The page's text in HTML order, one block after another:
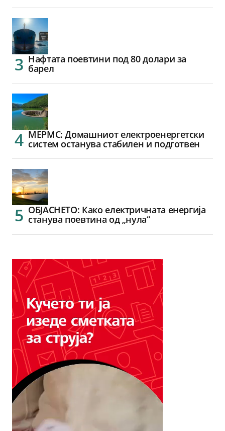
Нафтата поевтини под 80 долари за
барел
МЕРМС: Домашниот електроенергетски
систем останува стабилен и подготвен
ОБЈАСНЕТО: Како електричната енергија
станува поевтина од „нула“